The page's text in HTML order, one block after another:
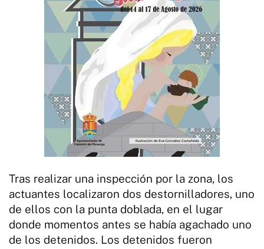
Tras realizar una inspección por la zona, los
actuantes localizaron dos destornilladores, uno
de ellos con la punta doblada, en el lugar
donde momentos antes se había agachado uno
de los detenidos. Los detenidos fueron